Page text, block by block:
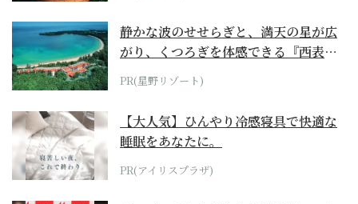
静かな波のせせらぎと、満天の星が広
がり、くつろぎを体感できる『西表島
ホテル by...
PR(星野リゾート)
【大人気】ひんやり冷感寝具で快適な
睡眠をあなたに。
PR(アイリスプラザ)